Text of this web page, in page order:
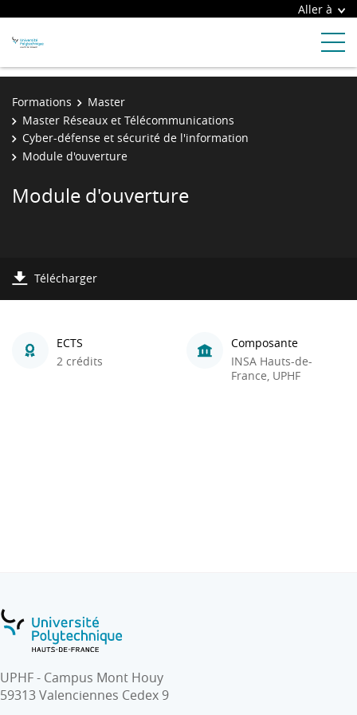
Aller à
Formations
Master
Master Réseaux et Télécommunications
Cyber-défense et sécurité de l'information
Module d'ouverture
Module d'ouverture
Télécharger
ECTS
2 crédits
Composante
INSA Hauts-de-
France, UPHF
UPHF - Campus Mont Houy
59313 Valenciennes Cedex 9